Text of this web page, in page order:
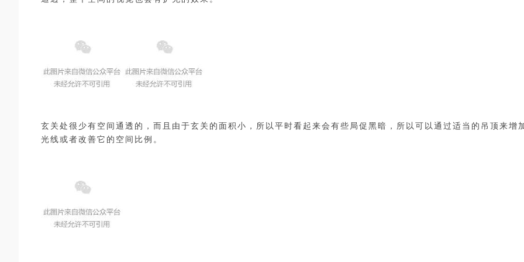
玄关处很少有空间通透的，而且由于玄关的面积小，所以平时看起来会有些局促黑暗，所以可以通过适当的吊顶来增
光线或者改善它的空间比例。